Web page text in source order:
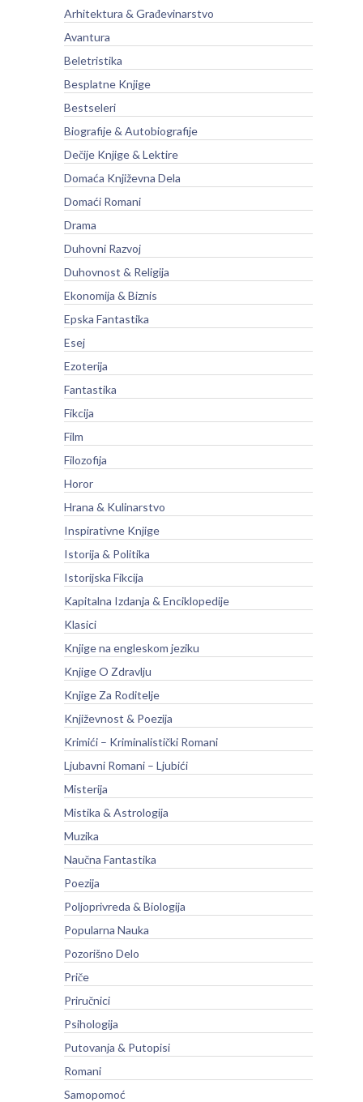
Arhitektura & Građevinarstvo
Avantura
Beletristika
Besplatne Knjige
Bestseleri
Biografije & Autobiografije
Dečije Knjige & Lektire
Domaća Književna Dela
Domaći Romani
Drama
Duhovni Razvoj
Duhovnost & Religija
Ekonomija & Biznis
Epska Fantastika
Esej
Ezoterija
Fantastika
Fikcija
Film
Filozofija
Horor
Hrana & Kulinarstvo
Inspirativne Knjige
Istorija & Politika
Istorijska Fikcija
Kapitalna Izdanja & Enciklopedije
Klasici
Knjige na engleskom jeziku
Knjige O Zdravlju
Knjige Za Roditelje
Književnost & Poezija
Krimići – Kriminalistički Romani
Ljubavni Romani – Ljubići
Misterija
Mistika & Astrologija
Muzika
Naučna Fantastika
Poezija
Poljoprivreda & Biologija
Popularna Nauka
Pozorišno Delo
Priče
Priručnici
Psihologija
Putovanja & Putopisi
Romani
Samopomoć